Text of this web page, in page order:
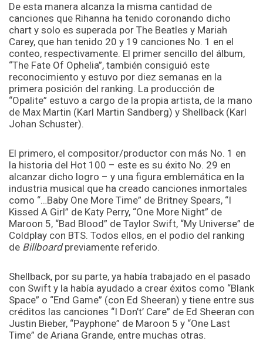
De esta manera alcanza la misma cantidad de
canciones que Rihanna ha tenido coronando dicho
chart y solo es superada por The Beatles y Mariah
Carey, que han tenido 20 y 19 canciones No. 1 en el
conteo, respectivamente. El primer sencillo del álbum,
“The Fate Of Ophelia”, también consiguió este
reconocimiento y estuvo por diez semanas en la
primera posición del ranking. La producción de
“Opalite” estuvo a cargo de la propia artista, de la mano
de Max Martin (Karl Martin Sandberg) y Shellback (Karl
Johan Schuster).
El primero, el compositor/productor con más No. 1 en
la historia del Hot 100 – este es su éxito No. 29 en
alcanzar dicho logro – y una figura emblemática en la
industria musical que ha creado canciones inmortales
como “…Baby One More Time” de Britney Spears, “I
Kissed A Girl” de Katy Perry, “One More Night” de
Maroon 5, “Bad Blood” de Taylor Swift, “My Universe” de
Coldplay con BTS. Todos ellos, en el podio del ranking
de Billboardpreviamente referido.
Shellback, por su parte, ya había trabajado en el pasado
con Swift y la había ayudado a crear éxitos como “Blank
Space” o “End Game” (con Ed Sheeran) y tiene entre sus
créditos las canciones “I Don’t’ Care” de Ed Sheeran con
Justin Bieber, “Payphone” de Maroon 5 y “One Last
Time” de Ariana Grande, entre muchas otras.